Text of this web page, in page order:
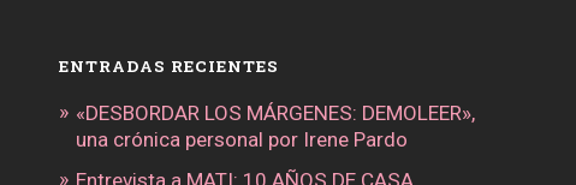
ENTRADAS RECIENTES
«DESBORDAR LOS MÁRGENES: DEMOLEER»,
una crónica personal por Irene Pardo
Entrevista a MATI: 10 AÑOS DE CASA